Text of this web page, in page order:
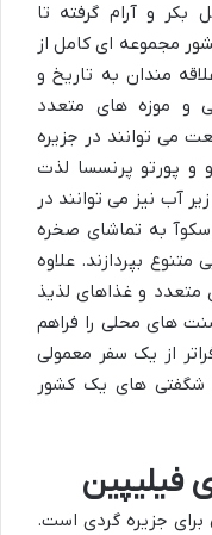
و آرام گرفته تا
مجموعه ای کامل از
مندان به تاریخ و
و موزه های متعدد
می توانند در جزیره
و پورتو پرنسسا لذت
آب نیز می توانند در
به تماشای صخره
بپردازند. علاوه
متعدد و غذاهای لذیذ
های محلی را فراهم
از یک سفر معمولی
شگفتی های یک کشور
فیلیپین
برای جزیره گردی است.